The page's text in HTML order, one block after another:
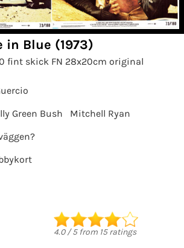
in Blue (1973)
fint skick FN 28x20cm original
Green Bush
Mitchell Ryan
4.0/5from 15ratings